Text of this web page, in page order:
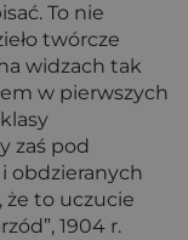
To nie
twórcze
widzach tak
w pierwszych
zaś pod
obdzieranych
że to uczucie
1904 r.